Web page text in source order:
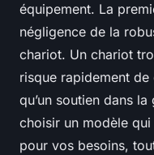
équipement. La
négligence de la
chariot. Un chariot
risque rapidement
qu’un soutien dans
choisir un modèle
pour vos besoins,